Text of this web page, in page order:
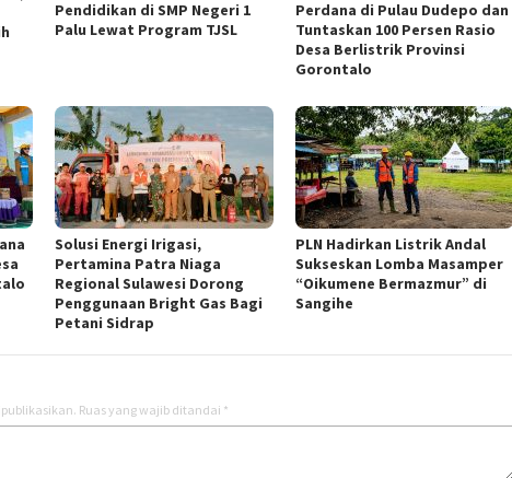
Pendidikan di SMP Negeri 1
Palu Lewat Program TJSL
Perdana di Pulau Dudepo dan
Tuntaskan 100 Persen Rasio
Desa Berlistrik Provinsi
Gorontalo
Solusi Energi Irigasi,
Pertamina Patra Niaga
Regional Sulawesi Dorong
Penggunaan Bright Gas Bagi
Petani Sidrap
PLN Hadirkan Listrik Andal
Sukseskan Lomba Masamper
“Oikumene Bermazmur” di
Sangihe
Ruas yang wajib ditandai *